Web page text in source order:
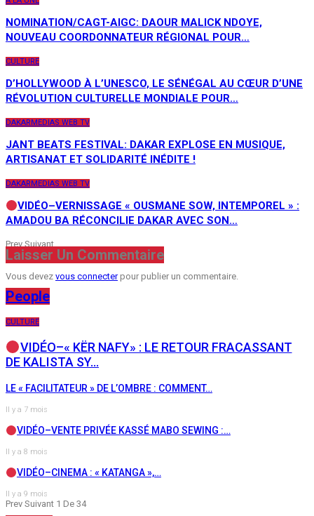
NOMINATION/CAGT-AIGC: DAOUR MALICK NDOYE,
NOUVEAU COORDONNATEUR RÉGIONAL POUR…
CULTURE
D’HOLLYWOOD À L’UNESCO, LE SÉNÉGAL AU CŒUR D’UNE
RÉVOLUTION CULTURELLE MONDIALE POUR…
DAKARMEDIAS WEB TV
JANT BEATS FESTIVAL: DAKAR EXPLOSE EN MUSIQUE,
ARTISANAT ET SOLIDARITÉ INÉDITE !
DAKARMEDIAS WEB TV
VIDÉO–VERNISSAGE « OUSMANE SOW, INTEMPOREL » :
AMADOU BA RÉCONCILIE DAKAR AVEC SON…
PrevSuivant
Laisser Un Commentaire
Vous devez vous connecterpour publier un commentaire.
People
CULTURE
VIDÉO–« KËR NAFY» : LE RETOUR FRACASSANT
DE KALISTA SY…
LE « FACILITATEUR » DE L’OMBRE : COMMENT…
Il y a 7 mois
VIDÉO–VENTE PRIVÉE KASSÉ MABO SEWING :…
Il y a 8 mois
VIDÉO–CINEMA : « KATANGA »,…
Il y a 9 mois
Prev Suivant 1 De 34